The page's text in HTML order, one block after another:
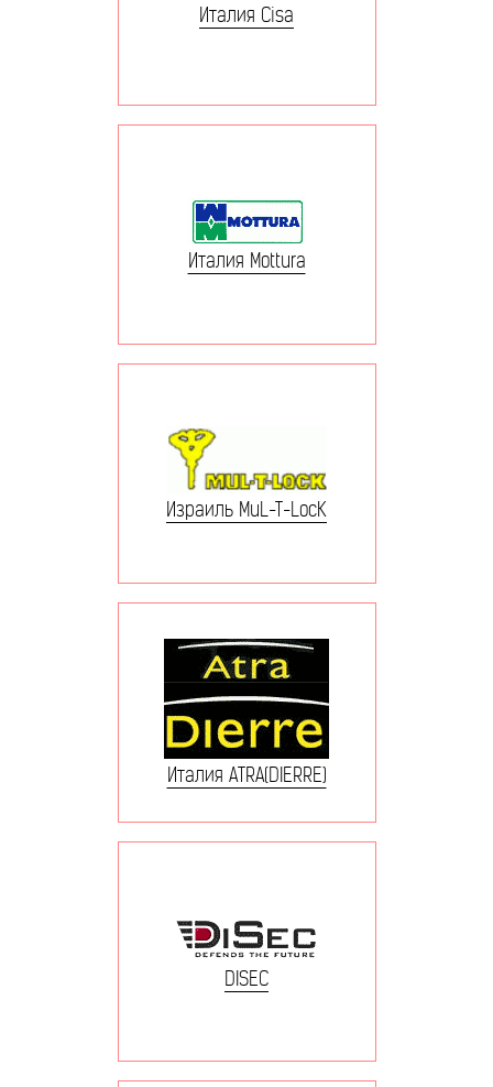
Италия Cisa
Италия Mottura
Израиль MuL-T-LocK
Италия ATRA(DIERRE)
DISEC